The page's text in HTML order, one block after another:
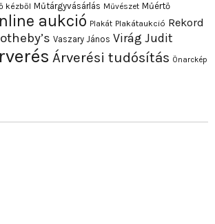
kézből Műtárgyvásárlás Művészet Műértő
aukció Plakát Plakátaukció Rekord
Vaszary János Virág Judit
Árverési tudósítás Önarckép